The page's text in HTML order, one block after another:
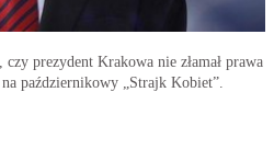
prezydent Krakowa nie złamał prawa
październikowy „Strajk Kobiet”.